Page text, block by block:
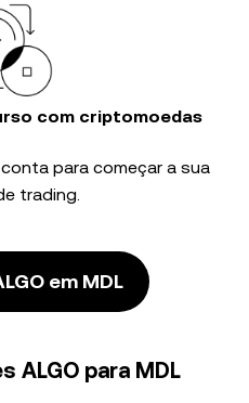
com criptomoedas
para começar a sua
trading.
em MDL
ALGO para MDL